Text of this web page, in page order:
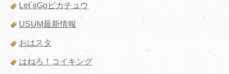
Let`sGoピカチュウ
USUM最新情報
おはスタ
はねろ！コイキング